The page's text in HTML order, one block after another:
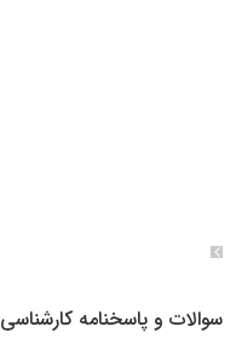
سوالات و پاسخنامه کارشناسی